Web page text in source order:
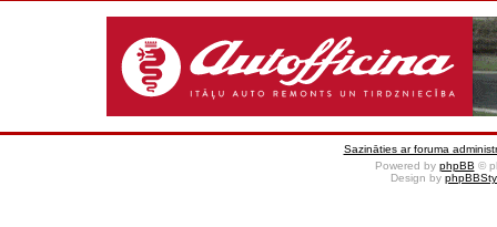
Sazināties ar foruma
Powered by phpBB ©
Design by